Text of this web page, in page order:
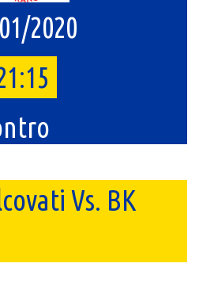
2020
Vs. BK